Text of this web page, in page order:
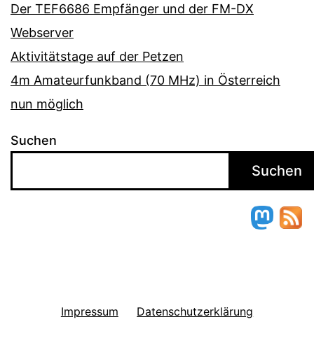
Der TEF6686 Empfänger und der FM-DX
Webserver
Aktivitätstage auf der Petzen
4m Amateurfunkband (70 MHz) in Österreich
nun möglich
Suchen
Suchen
Impressum Datenschutzerklärung